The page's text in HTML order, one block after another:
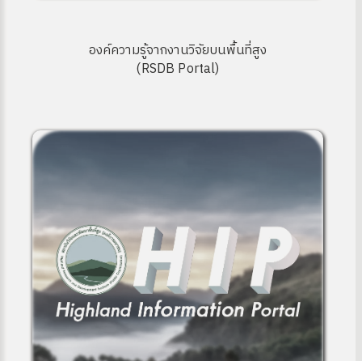
องค์ความรู้จากงานวิจัยบนพื้นที่สูง
(RSDB Portal)